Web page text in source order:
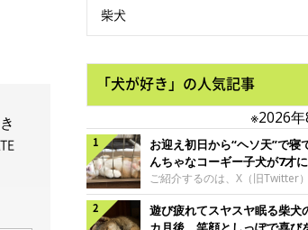
柴犬
「犬が好き」の人気記事
※2026
お迎え初日から“ヘソ天”で寝
んちゃなコーギー子犬が7才
コ“コーギースマイル”が魅力
長！
ご紹介するのは、X（旧Twitter
＠Kus1oKg2vsgdWS2さんの愛
シュ・コーギー・ペンブローク
遊び疲れてスヤスヤ眠る柴